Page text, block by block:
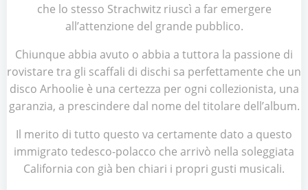
che lo stesso Strachwitz riuscì a far emergere
all’attenzione del grande pubblico.
Chiunque abbia avuto o abbia a tuttora la passione di
rovistare tra gli scaffali di dischi sa perfettamente che un
disco Arhoolie è una certezza per ogni collezionista, una
garanzia, a prescindere dal nome del titolare dell’album.
Il merito di tutto questo va certamente dato a questo
immigrato tedesco-polacco che arrivò nella soleggiata
California con già ben chiari i propri gusti musicali.